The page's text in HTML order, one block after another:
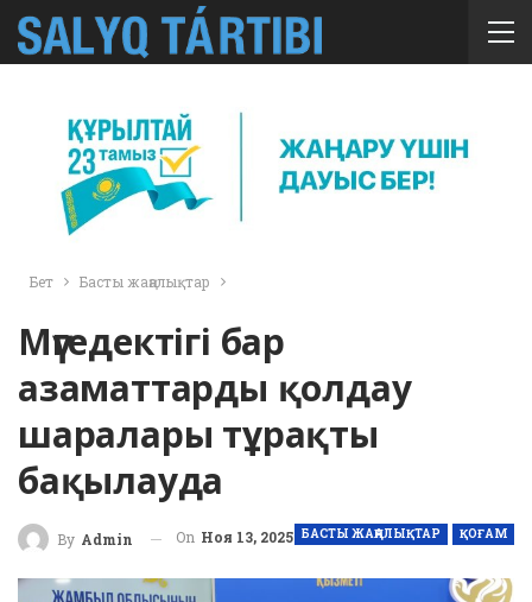
Бет Басты жаңалықтар
Мүгедектігі бар
азаматтарды қолдау
шаралары тұрақты
бақылауда
БАСТЫ ЖАҢАЛЫҚТАР ҚОҒАМ
By Admin On Ноя 13, 2025